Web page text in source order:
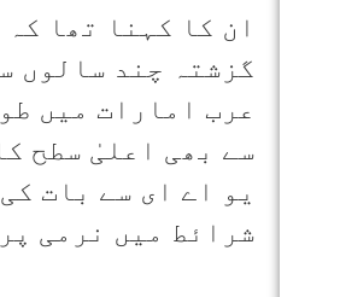
ان کا کہنا تھا
گزشتہ چند سالوں
عرب امارات میں
سے بھی اعلیٰ سطح
یو اے ای سے بات
شرائط میں نرمی